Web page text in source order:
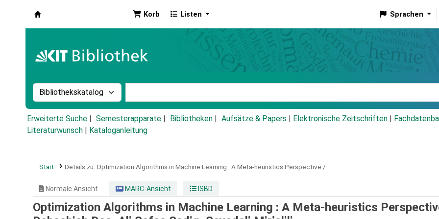
Korb Listen Sprachen
Suche im Katalog nach:
Erweiterte Suche Semesterapparate Bibliotheken Aufsätze & Papers Elektronische Zeitschriften
Literaturwunsch
Kataloganleitung
Start Details zu: Optimization Algorithms in Machine Learning : A Meta-heuristics Perspective /
Normale Ansicht MARC-Ansicht ISBD
Optimization Algorithms in Machine Learning : A Meta-heuristics